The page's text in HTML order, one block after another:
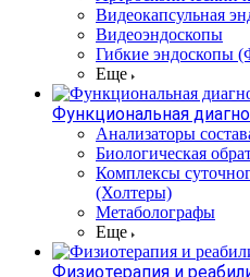
Видеокапсульная
Видеоэндоскопы
Гибкие эндоскопы
Еще
Функциональная
Анализаторы
Биологическая
Комплексы
(Холтеры)
Метаболографы
Еще
Физиотерапия и